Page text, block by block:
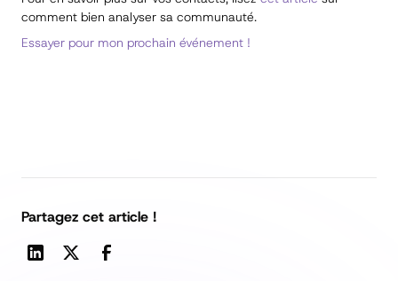
Partagez cet article !
comment bien analyser sa communauté.
Essayer pour mon prochain événement !